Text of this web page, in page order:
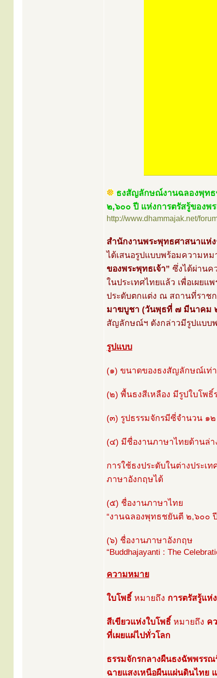
ธงสัญลักษณ์งานฉลองพุท
๒,๖๐๐ ปี แห่งการตรัสรู้ของพ
http://www.dhammajak.net/
สำนักงานพระพุทธศาสนาแห่
ได้เสนอรูปแบบพร้อมความห
ของพระพุทธเจ้า” ซึ่งได้ผ่านค
ในประเทศไทยแล้ว เพื่อเผย
ประดับตกแต่ง ณ สถานที่ราช
มาฆบูชา (วันพุธที่ ๗ มีนาคม
สัญลักษณ์ฯ ดังกล่าวมีรูปแบบ
รูปแบบ
(๑) ขนาดของธงสัญลักษณ์เท่
(๒) พื้นธงสีเหลือง มีรูปใบโพธิ์
(๓) รูปธรรมจักรมีซี่จำนวน
(๔) มีชื่องานภาษาไทยด้านล่า
การใช้ธงประดับในต่างประเ
ภาษาอังกฤษได้
(๕) ชื่องานภาษาไทย
“งานฉลองพุทธชยันตี ๒,๖๐๐
(๖) ชื่องานภาษาอังกฤษ
“Buddhajayanti : The
ความหมาย
ใบโพธิ์ หมายถึง การตรัสรู้แห่
สีเขียวแห่งใบโพธิ์ หมายถึง ค
ที่เผยแผ่ไปทั่วโลก
ธรรมจักรกลางผืนธงฉัพพรรณ
ฉายแสงเหนือผืนแผ่นดินไทย